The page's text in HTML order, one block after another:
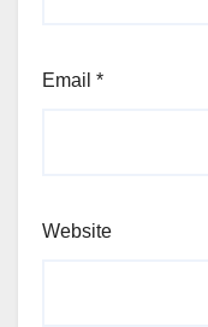
Email *
Website